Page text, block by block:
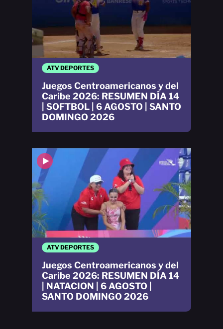
ATV DEPORTES
Juegos Centroamericanos y del
Caribe 2026: RESUMEN DÍA 14
| NATACION | 6 AGOSTO |
SANTO DOMINGO 2026
ATV DEPORTES
Juegos Centroamericanos y del
Caribe 2026: RESUMEN DÍA 14
| SOFTBOL | 6 AGOSTO | SANTO
DOMINGO 2026